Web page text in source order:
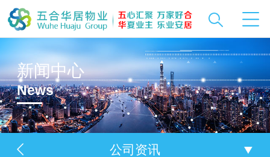
新闻中心
News
公司资讯